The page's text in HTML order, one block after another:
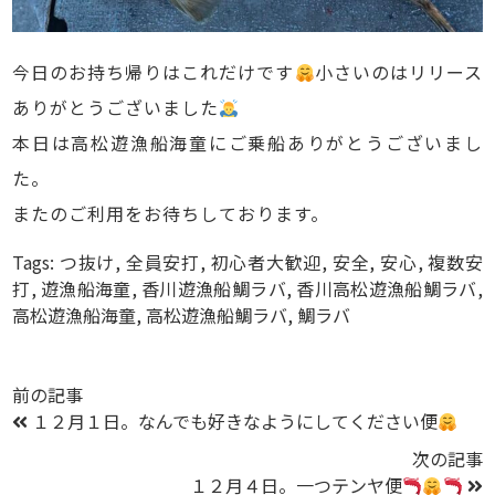
今日のお持ち帰りはこれだけです
小さいのはリリース
ありがとうございました
本日は高松遊漁船海童にご乗船ありがとうございまし
た。
またのご利用をお待ちしております。
Tags: つ抜け, 全員安打, 初心者大歓迎, 安全, 安心,複数安
打, 遊漁船海童, 香川遊漁船鯛ラバ, 香川高松遊漁船鯛ラバ,
高松遊漁船海童,高松遊漁船鯛ラバ, 鯛ラバ
前の記事
１２月１日。なんでも好きなようにしてください便
次の記事
１２月４日。一つテンヤ便